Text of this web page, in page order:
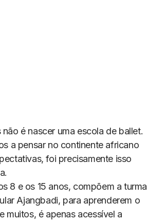
é nascer uma escola de ballet.
a pensar no continente africano
foi precisamente isso
8 e os 15 anos, compõem a turma
Ajangbadi, para aprenderem o
muitos, é apenas acessível a